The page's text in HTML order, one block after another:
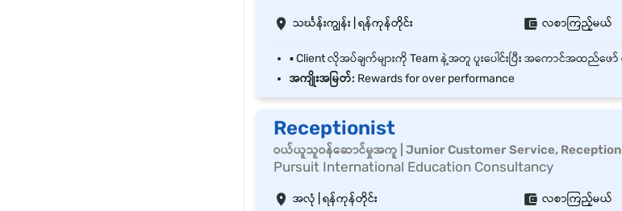
သင်္ဃန်းကျွန်း | ရန်ကုန်တိုင်း လစာကြည့်မယ်
အကျိုးအမြတ်: Rewards for over performance
Receptionist
ဝယ်ယူသူဝန်ဆောင်မှုအကူ | Junior Customer Service, Reception
Pursuit International Education Consultancy
အလုံ | ရန်ကုန်တိုင်း လစာကြည့်မယ်